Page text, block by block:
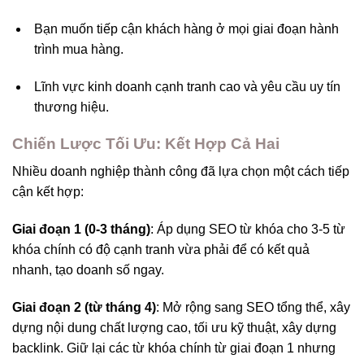
Bạn muốn tiếp cận khách hàng ở mọi giai đoạn hành
trình mua hàng.
Lĩnh vực kinh doanh cạnh tranh cao và yêu cầu uy tín
thương hiệu.
Chiến Lược Tối Ưu: Kết Hợp Cả Hai
Nhiều doanh nghiệp thành công đã lựa chọn một cách tiếp
cận kết hợp:
Giai đoạn 1 (0-3 tháng): Áp dụng SEO từ khóa cho 3-5 từ
khóa chính có độ cạnh tranh vừa phải để có kết quả
nhanh, tạo doanh số ngay.
Giai đoạn 2 (từ tháng 4): Mở rộng sang SEO tổng thể, xây
dựng nội dung chất lượng cao, tối ưu kỹ thuật, xây dựng
backlink. Giữ lại các từ khóa chính từ giai đoạn 1 nhưng